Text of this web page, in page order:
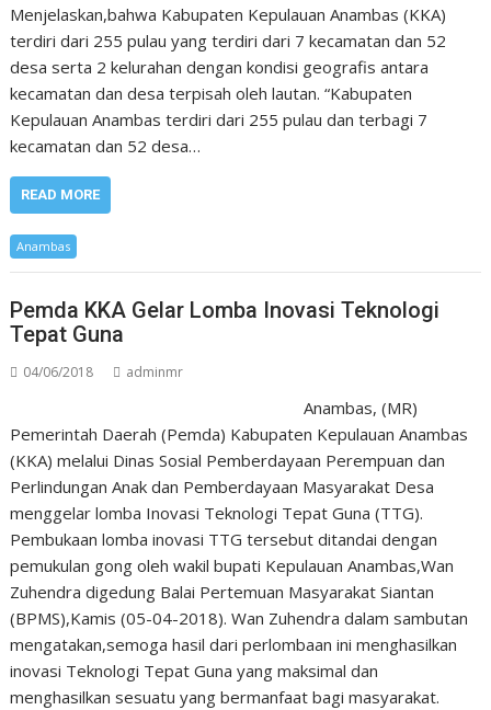
Menjelaskan,bahwa Kabupaten Kepulauan Anambas (KKA)
terdiri dari 255 pulau yang terdiri dari 7 kecamatan dan 52
desa serta 2 kelurahan dengan kondisi geografis antara
kecamatan dan desa terpisah oleh lautan. “Kabupaten
Kepulauan Anambas terdiri dari 255 pulau dan terbagi 7
kecamatan dan 52 desa…
READ MORE
Anambas
Pemda KKA Gelar Lomba Inovasi Teknologi
Tepat Guna
04/06/2018 adminmr
Anambas, (MR)
Pemerintah Daerah (Pemda) Kabupaten Kepulauan Anambas
(KKA) melalui Dinas Sosial Pemberdayaan Perempuan dan
Perlindungan Anak dan Pemberdayaan Masyarakat Desa
menggelar lomba Inovasi Teknologi Tepat Guna (TTG).
Pembukaan lomba inovasi TTG tersebut ditandai dengan
pemukulan gong oleh wakil bupati Kepulauan Anambas,Wan
Zuhendra digedung Balai Pertemuan Masyarakat Siantan
(BPMS),Kamis (05-04-2018). Wan Zuhendra dalam sambutan
mengatakan,semoga hasil dari perlombaan ini menghasilkan
inovasi Teknologi Tepat Guna yang maksimal dan
menghasilkan sesuatu yang bermanfaat bagi masyarakat.